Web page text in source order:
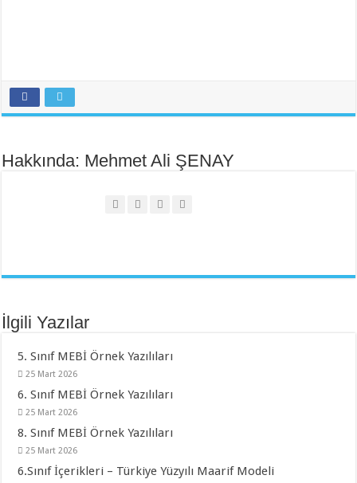
Hakkında: Mehmet Ali ŞENAY
İlgili Yazılar
5. Sınıf MEBİ Örnek Yazılıları
25 Mart 2026
6. Sınıf MEBİ Örnek Yazılıları
25 Mart 2026
8. Sınıf MEBİ Örnek Yazılıları
25 Mart 2026
6.Sınıf İçerikleri – Türkiye Yüzyılı Maarif Modeli